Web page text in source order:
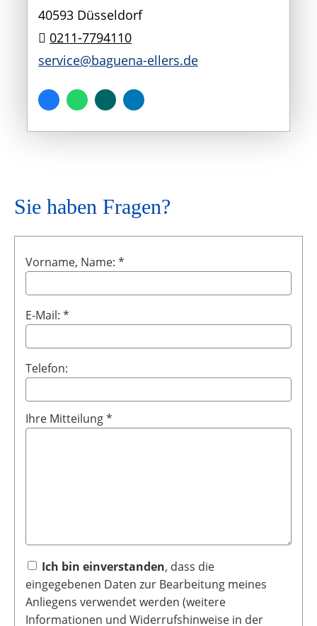
40593 Düsseldorf
0211-7794110
service@baguena-ellers.de
Sie haben Fragen?
Vorname, Name: *
E-Mail: *
Telefon:
Ihre Mitteilung *
Ich bin einverstanden, dass die
eingegebenen Daten zur Bearbeitung meines
Anliegens verwendet werden (weitere
Informationen und Widerrufshinweise in der